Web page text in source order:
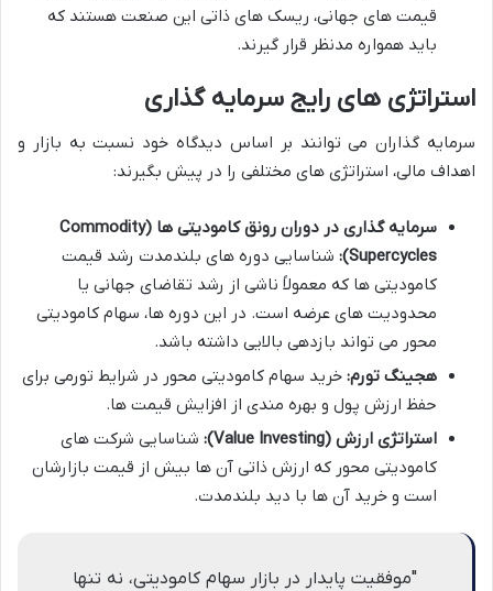
قیمت های جهانی، ریسک های ذاتی این صنعت هستند که
باید همواره مدنظر قرار گیرند.
استراتژی های رایج سرمایه گذاری
سرمایه گذاران می توانند بر اساس دیدگاه خود نسبت به بازار و
اهداف مالی، استراتژی های مختلفی را در پیش بگیرند:
سرمایه گذاری در دوران رونق کامودیتی ها (Commodity
Supercycles):
شناسایی دوره های بلندمدت رشد قیمت
کامودیتی ها که معمولاً ناشی از رشد تقاضای جهانی یا
محدودیت های عرضه است. در این دوره ها، سهام کامودیتی
محور می تواند بازدهی بالایی داشته باشد.
هجینگ تورم: خرید سهام کامودیتی محور در شرایط تورمی برای
حفظ ارزش پول و بهره مندی از افزایش قیمت ها.
استراتژی ارزش (Value Investing):
شناسایی شرکت های
کامودیتی محور که ارزش ذاتی آن ها بیش از قیمت بازارشان
است و خرید آن ها با دید بلندمدت.
"موفقیت پایدار در بازار سهام کامودیتی، نه تنها